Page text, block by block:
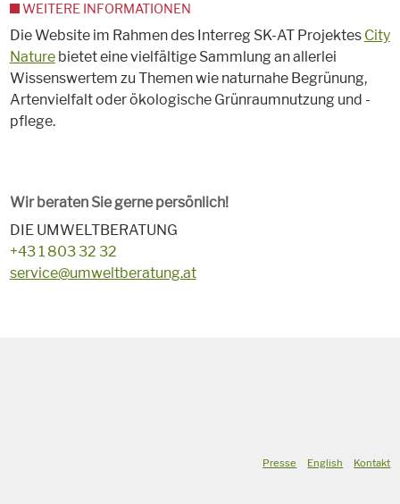
WEITERE INFORMATIONEN
Die Website im Rahmen des Interreg SK-AT Projektes City
Naturebietet eine vielfältige Sammlung an allerlei
Wissenswertem zu Themen wie naturnahe Begrünung,
Artenvielfalt oder ökologische Grünraumnutzung und -
pflege.
Wir beraten Sie gerne persönlich!
DIE UMWELTBERATUNG
+43 1 803 32 32
service@umweltberatung.at
Presse English Kontakt